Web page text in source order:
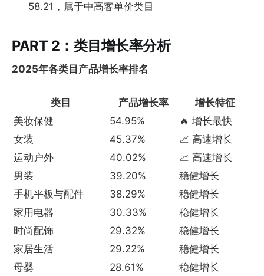
58.21，属于中高客单价类目
PART 2：类目增长率分析
2025年各类目产品增长率排名
类目 产品增长率
增长特征
美妆保健
54.95%
🔥 增长最快
女装
45.37%
📈 高速增长
运动户外
40.02%
📈 高速增长
男装
39.20%
稳健增长
手机平板与配件
38.29%
稳健增长
家用电器
30.33%
稳健增长
时尚配饰
29.32%
稳健增长
家居生活
29.22%
稳健增长
母婴
28.61%
稳健增长